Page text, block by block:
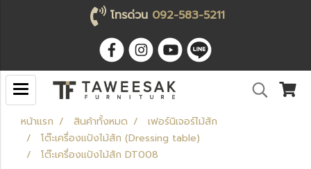
โทรด่วน 092-583-5211
หน้าแรก สินค้าทั้งหมด
เฟอร์นิเจอร์ไม้สัก
โต๊ะเครื่องแป้งไม้สัก (Dressing table)
โต๊ะเครื่องแป้งไม้สัก DT008